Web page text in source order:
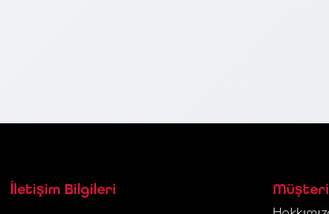
İletişim Bilgileri